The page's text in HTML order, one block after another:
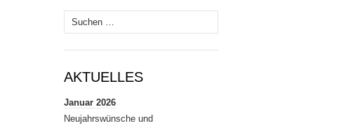
Suchen
nach:
AKTUELLES
Januar 2026
Neujahrswünsche und